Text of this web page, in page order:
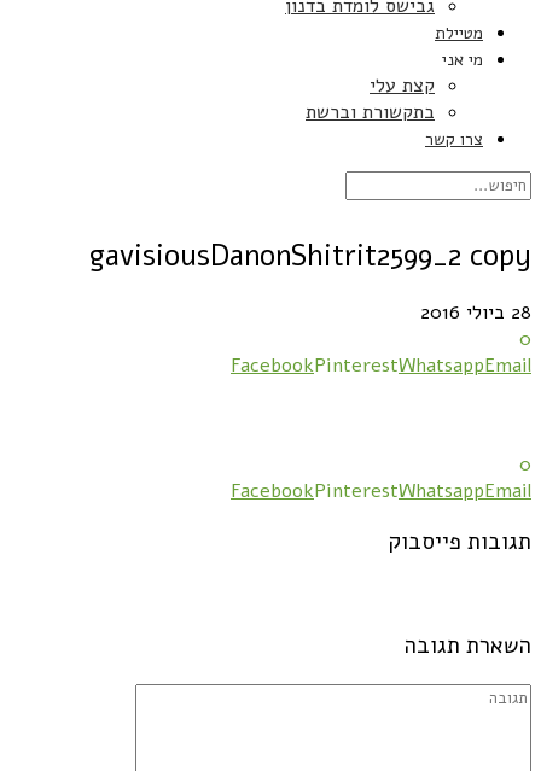
גבישס לומדת בדנון
מטיילת
מי אני
קצת עלי
בתקשורת וברשת
צרו קשר
gavisiousDanonShitrit2599_2 copy
28 ביולי 2016
0
FacebookPinterestWhatsappEmail
0
FacebookPinterestWhatsappEmail
תגובות פייסבוק
השארת תגובה